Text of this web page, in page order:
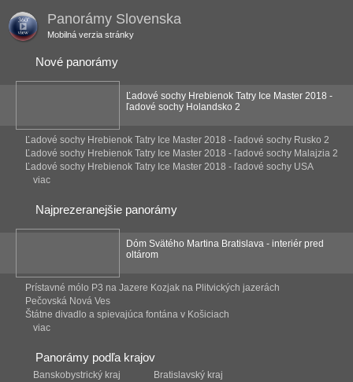
Panorámy Slovenska
Mobilná verzia stránky
Nové panorámy
Ľadové sochy Hrebienok Tatry Ice Master 2018 -
ľadové sochy Holandsko 2
Ľadové sochy Hrebienok Tatry Ice Master 2018 - ľadové sochy Rusko 2
Ľadové sochy Hrebienok Tatry Ice Master 2018 - ľadové sochy Malajzia 2
Ľadové sochy Hrebienok Tatry Ice Master 2018 - ľadové sochy USA
viac
Najprezeranejšie panorámy
Dóm Svätého Martina Bratislava - interiér pred
oltárom
Prístavné mólo P3 na Jazere Kozjak na Plitvických jazerách
Pečovská Nová Ves
Štátne divadlo a spievajúca fontána v Košiciach
viac
Panorámy podľa krajov
Banskobystrický kraj
Bratislavský kraj